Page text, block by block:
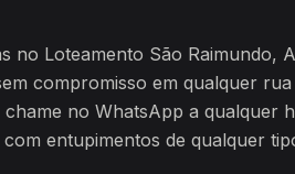
no Loteamento São Raimundo,
compromisso em qualquer
no WhatsApp a qualquer
entupimentos de qualquer